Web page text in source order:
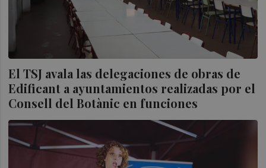
El TSJ avala las delegaciones de obras de
Edificant a ayuntamientos realizadas por el
Consell del Botànic en funciones